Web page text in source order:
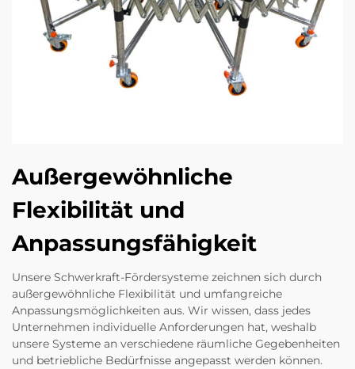
Außergewöhnliche
Flexibilität und
Anpassungsfähigkeit
Unsere Schwerkraft-Fördersysteme zeichnen sich durch
außergewöhnliche Flexibilität und umfangreiche
Anpassungsmöglichkeiten aus. Wir wissen, dass jedes
Unternehmen individuelle Anforderungen hat, weshalb
unsere Systeme an verschiedene räumliche Gegebenheiten
und betriebliche Bedürfnisse angepasst werden können.